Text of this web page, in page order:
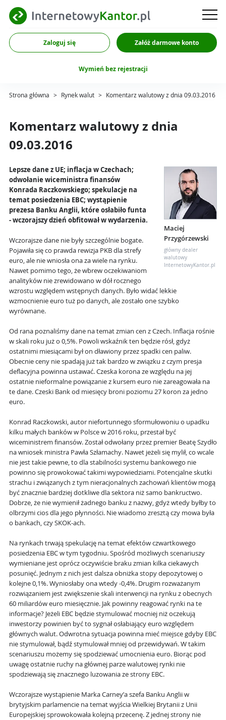
Zaloguj się Załóż darmowe konto
Wymień bez rejestracji
Strona główna > Rynek walut > Komentarz walutowy z dnia 09.03.2016
Komentarz walutowy z dnia
09.03.2016
Maciej
Przygórzewski
główny dealer
walutowy
InternetowyKantor.pl
Lepsze dane z UE; inflacja w Czechach;
odwołanie wiceministra finansów
Konrada Raczkowskiego; spekulacje na
temat posiedzenia EBC; wystąpienie
prezesa Banku Anglii, które osłabiło funta
- wczorajszy dzień obfitował w wydarzenia.
Wczorajsze dane nie były szczególnie bogate.
Pojawiła się co prawda rewizja PKB dla strefy
euro, ale nie wniosła ona za wiele na rynku.
Nawet pomimo tego, że wbrew oczekiwaniom
analityków nie zrewidowano w dół rocznego
wzrostu względem wstępnych danych. Było widać lekkie
wzmocnienie euro tuż po danych, ale zostało one szybko
wyrównane.
Od rana poznaliśmy dane na temat zmian cen z Czech. Inflacja rośnie
w skali roku już o 0,5%. Powoli wskaźnik ten będzie rósł, gdyż
ostatnimi miesiącami był on dławiony przez spadki cen paliw.
Obecnie ceny nie spadają już tak bardzo w związku z czym presja
deflacyjna powinna ustawać. Czeska korona ze względu na jej
ostatnie nieformalne powiązanie z kursem euro nie zareagowała na
te dane. Czeski Bank od miesięcy broni poziomu 27 koron za jedno
euro.
Konrad Raczkowski, autor niefortunnego sformułowoniu o upadku
kilku małych banków w Polsce w 2016 roku, przestał być
wiceministrem finansów. Został odwołany przez premier Beatę Szydło
na wniosek ministra Pawła Szłamachy. Nawet jeżeli się mylił, co wcale
nie jest takie pewne, to dla stabilności systemu bankowego nie
powinno się prowokować takimi wypowiedziami. Potencjalne skutki
strachu i związanych z tym nieracjonalnych zachowań klientów mogą
być znacznie bardziej dotkliwe dla sektora niż samo bankructwo.
Dobrze, że nie wymienił żadnego banku z nazwy, gdyż wtedy byłby to
olbrzymi cios dla jego płynności. Nie wiadomo zresztą czy mowa była
o bankach, czy SKOK-ach.
Na rynkach trwają spekulację na temat efektów czwartkowego
posiedzenia EBC w tym tygodniu. Spośród możliwych scenariuszy
wymieniane jest oprócz oczywiście braku zmian kilka ciekawych
posunięć. Jednym z nich jest dalsza obniżka stopy depozytowej o
kolejne 0,1%. Wyniosłaby ona wtedy -0,4%. Drugim rozważanym
rozwiązaniem jest zwiększenie skali interwencji na rynku z obecnych
60 miliardów euro miesięcznie. Jak powinny reagować rynki na te
informacje? Jeżeli EBC będzie stymulować mocniej niż oczekują
inwestorzy powinien być to sygnał osłabiający euro względem
głównych walut. Odwrotna sytuacja powinna mieć miejsce gdyby EBC
nie stymulował, bądź stymulował mniej od przewidywań. W takim
scenariuszu możemy się spodziewać umocnienia euro. Biorąc pod
uwagę ostatnie ruchy na głównej parze walutowej rynki nie
spodziewają się znacznego luzowania ze strony EBC.
Wczorajsze wystąpienie Marka Carney’a szefa Banku Anglii w
brytyjskim parlamencie na temat wyjścia Wielkiej Brytanii z Unii
Europejskiej sprowokowała kolejną przecenę. Z jednej strony nie